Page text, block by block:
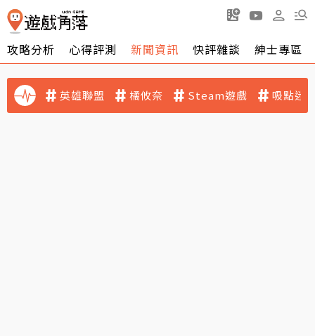
攻略分析 心得評測 新聞資訊 快評雜談 紳士專區
英雄聯盟 橘攸奈 Steam遊戲 吸點迷